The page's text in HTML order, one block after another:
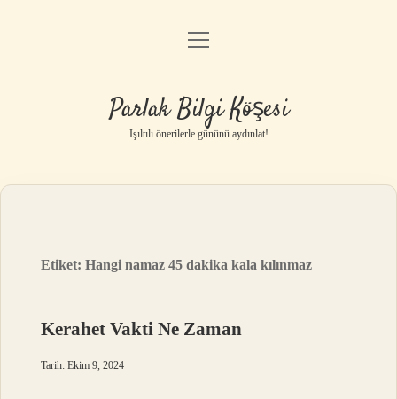
Anasayfa
Yasal Uyarı
menüyü
Parlak Bilgi Köşesi
Işıltılı önerilerle gününü aydınlat!
Etiket:Hangi namaz 45 dakika kala kılınmaz
Kerahet Vakti Ne Zaman
Tarih: Ekim 9, 2024